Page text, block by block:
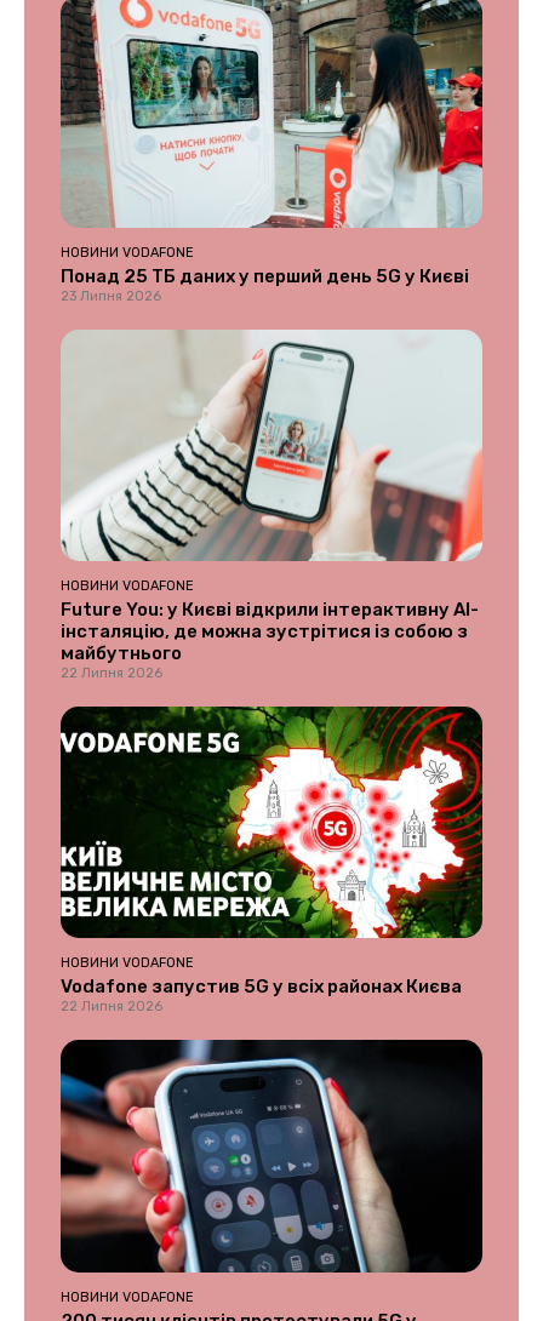
НОВИНИ VODAFONE
Понад 25 ТБ даних у перший день 5G у Києві
23 Липня 2026
НОВИНИ VODAFONE
Future You: у Києві відкрили інтерактивну AI-
інсталяцію, де можна зустрітися із собою з
майбутнього
22 Липня 2026
НОВИНИ VODAFONE
Vodafone запустив 5G у всіх районах Києва
22 Липня 2026
НОВИНИ VODAFONE